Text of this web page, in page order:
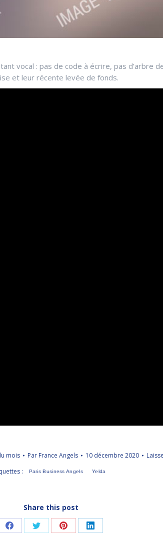
vocal : pas de code à écrire, pas d’arbre
et leur récente levée de fonds.
mois Par France Angels 10 décembre 2020
:
Paris Business Angels Yelda
Share this post